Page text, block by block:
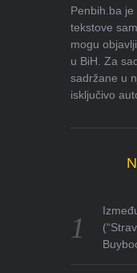
Penbih.ba
tekstove
mogu
u BiH. Za
sadržane u
isključivo